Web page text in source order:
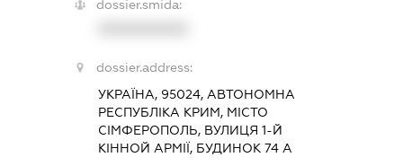
dossier.smida:
dossier.address:
УКРАЇНА, 95024, АВТОНОМНА
РЕСПУБЛІКА КРИМ, МІСТО
СІМФЕРОПОЛЬ, ВУЛИЦЯ 1-Й
КІННОЙ АРМІЇ, БУДИНОК 74 А